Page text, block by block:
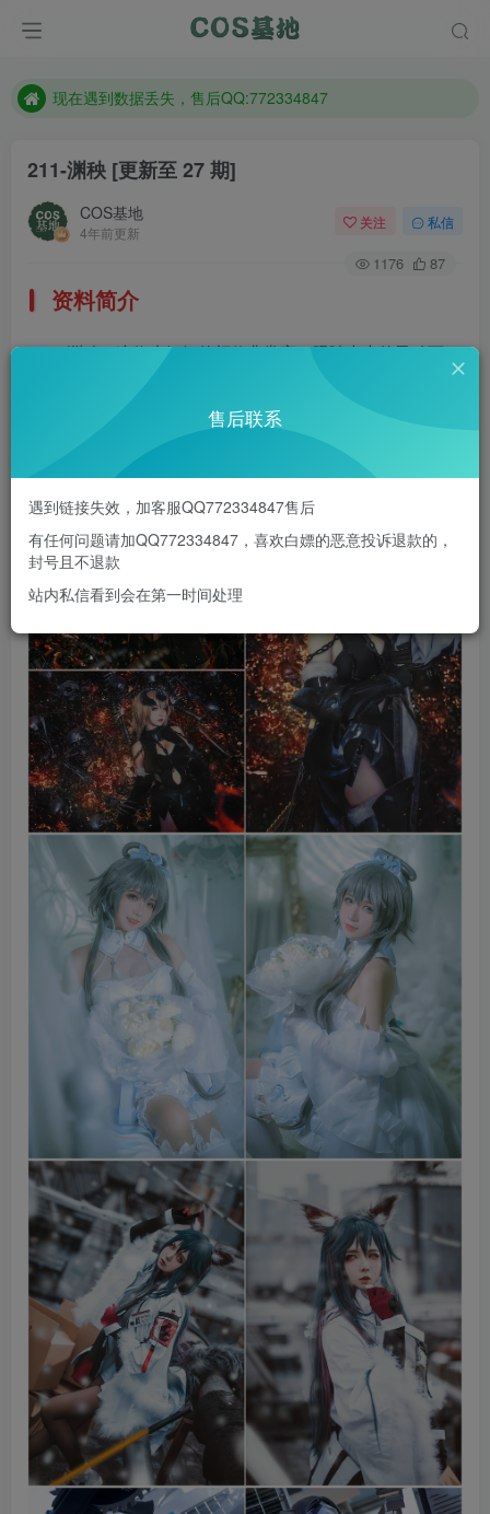
现在遇到数据丢失，售后QQ:772334847
防失联：百度搜索《趣画刊》，实时查看最新站点。
211-渊秧 [更新至 27 期]
COS基地
4年前更新
关注 私信
1176 87
资料简介
渊秧，这位小姐姐的颜值非常高，眼睛大大的灵动可
人，白皙的皮肤，坚挺的鼻梁加上迷人的樱桃小嘴，简直可
爱到极致。微博：@嗑瓜子小能手_渊秧
部分预览
售后联系
遇到链接失效，加客服QQ772334847售后
有任何问题请加QQ772334847，喜欢白嫖的恶意投诉退款的，
封号且不退款
站内私信看到会在第一时间处理